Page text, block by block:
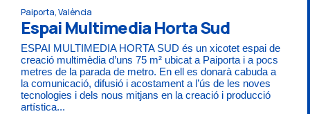
Paiporta, València
Espai Multimedia Horta Sud
ESPAI MULTIMEDIA HORTA SUD és un xicotet espai de
creació multimèdia d’uns 75 m² ubicat a Paiporta i a pocs
metres de la parada de metro. En ell es donarà cabuda a
la comunicació, difusió i acostament a l’ús de les noves
tecnologies i dels nous mitjans en la creació i producció
artística...